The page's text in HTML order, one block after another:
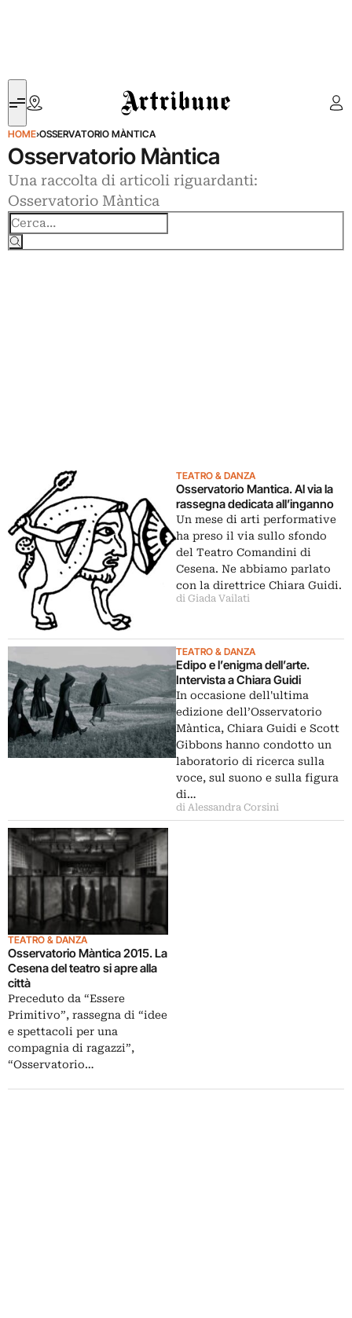
Artribune
HOME›OSSERVATORIO MÀNTICA
Osservatorio Màntica
Una raccolta di articoli riguardanti:
Osservatorio Màntica
TEATRO & DANZA
Osservatorio Mantica. Al via la
rassegna dedicata all’inganno
Un mese di arti performative
ha preso il via sullo sfondo
del Teatro Comandini di
Cesena. Ne abbiamo parlato
con la direttrice Chiara Guidi.
di Giada Vailati
TEATRO & DANZA
Edipo e l’enigma dell’arte.
Intervista a Chiara Guidi
In occasione dell'ultima
edizione dell’Osservatorio
Màntica, Chiara Guidi e Scott
Gibbons hanno condotto un
laboratorio di ricerca sulla
voce, sul suono e sulla figura
di…
di Alessandra Corsini
TEATRO & DANZA
Osservatorio Màntica 2015. La
Cesena del teatro si apre alla
città
Preceduto da “Essere
Primitivo”, rassegna di “idee
e spettacoli per una
compagnia di ragazzi”,
“Osservatorio…